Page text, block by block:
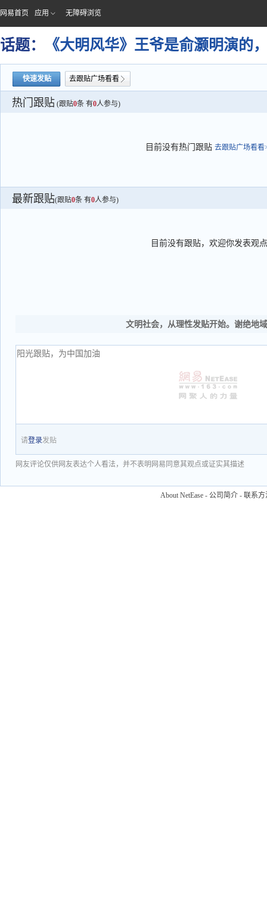
网易首页 应用 无障碍浏览
话题： 《大明风华》王爷是俞灏明演的
快速发贴 去跟贴广场看看
热门跟贴 (跟贴0条 有0人参与)
目前没有热门跟贴 去跟贴广场看看
最新跟贴(跟贴0条 有0人参与)
目前没有跟贴，欢迎你发表观点
文明社会，从理性发贴开始。谢绝地
请登录发贴
网友评论仅供网友表达个人看法，并不表明网易同意其观点或证实其描述
About NetEase - 公司简介 - 联系方